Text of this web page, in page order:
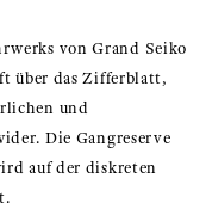
von Grand Seiko
über das Zifferblatt,
und
Die Gangreserve
auf der diskreten